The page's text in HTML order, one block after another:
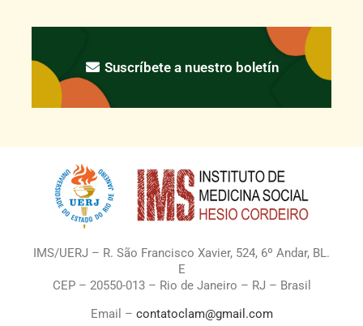
Suscríbete a nuestro boletín
IMS/UERJ – R. São Francisco Xavier, 524, 6º Andar, BL.
E
CEP – 20550-013 – Rio de Janeiro – RJ – Brasil
Email – contatoclam@gmail.com